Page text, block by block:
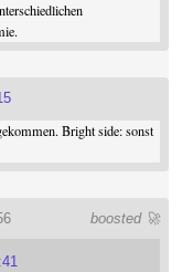
Bright side: sonst
boosted 🚀